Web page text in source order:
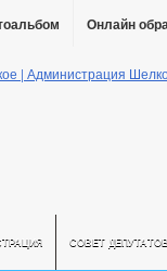
Онлайн
СОВЕТ ДЕПУТАТОВ